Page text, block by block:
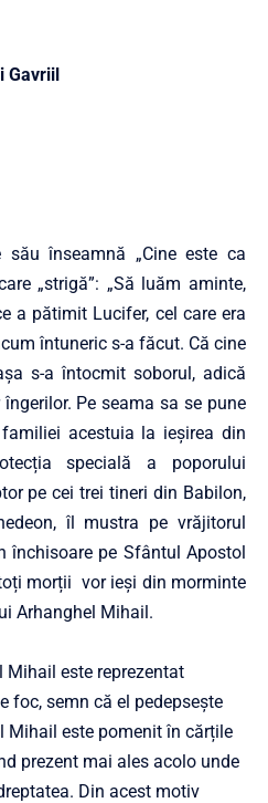
Gavriil
înseamnă „Cine este ca
„strigă”: „Să luăm aminte,
a pătimit Lucifer, cel care era
întuneric s-a făcut. Că cine
s-a întocmit soborul, adică
Pe seama sa se pune
acestuia la ieșirea din
specială a poporului
pe cei trei tineri din Babilon,
îl mustra pe vrăjitorul
închisoare pe Sfântul Apostol
morții vor ieși din morminte
Arhanghel Mihail.
Mihail este reprezentat
foc, semn că el pedepsește
Mihail este pomenit în cărțile
prezent mai ales acolo unde
Din acest motiv